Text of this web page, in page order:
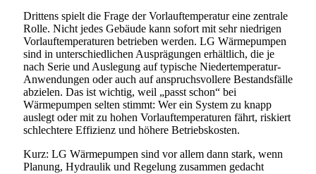
Drittens spielt die Frage der Vorlauftemperatur eine zentrale
Rolle. Nicht jedes Gebäude kann sofort mit sehr niedrigen
Vorlauftemperaturen betrieben werden. LG Wärmepumpen
sind in unterschiedlichen Ausprägungen erhältlich, die je
nach Serie und Auslegung auf typische Niedertemperatur-
Anwendungen oder auch auf anspruchsvollere Bestandsfälle
abzielen. Das ist wichtig, weil „passt schon“ bei
Wärmepumpen selten stimmt: Wer ein System zu knapp
auslegt oder mit zu hohen Vorlauftemperaturen fährt, riskiert
schlechtere Effizienz und höhere Betriebskosten.
Kurz: LG Wärmepumpen sind vor allem dann stark, wenn
Planung, Hydraulik und Regelung zusammen gedacht